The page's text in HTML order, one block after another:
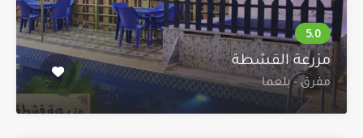
مزرعة القشطة
مفرق - بلعما